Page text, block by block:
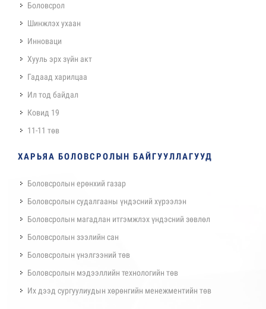
Боловсрол
Шинжлэх ухаан
Инноваци
Хууль эрх зүйн акт
Гадаад харилцаа
Ил тод байдал
Ковид 19
11-11 төв
ХАРЬЯА БОЛОВСРОЛЫН БАЙГУУЛЛАГУУД
Боловсролын ерөнхий газар
Боловсролын судалгааны үндэсний хүрээлэн
Боловсролын магадлан итгэмжлэх үндэсний зөвлөл
Боловсролын зээлийн сан
Боловсролын үнэлгээний төв
Боловсролын мэдээллийн технологийн төв
Их дээд сургуулиудын хөрөнгийн менежментийн төв